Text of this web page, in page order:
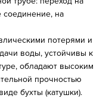
на
потерями и
воды, устойчивы к
обладают высоким
прочностью
бухты (катушки).